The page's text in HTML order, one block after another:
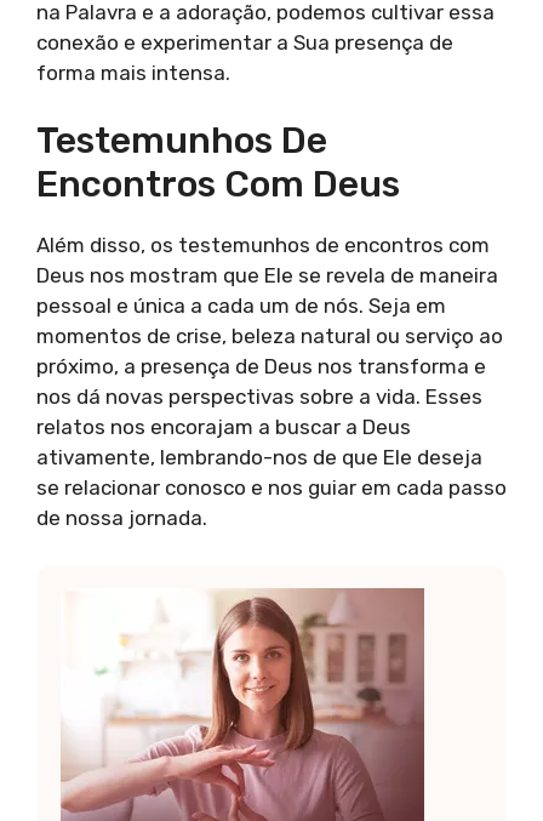
na Palavra e a adoração, podemos cultivar essa
conexão e experimentar a Sua presença de
forma mais intensa.
Testemunhos De
Encontros Com Deus
Além disso, os testemunhos de encontros com
Deus nos mostram que Ele se revela de maneira
pessoal e única a cada um de nós. Seja em
momentos de crise, beleza natural ou serviço ao
próximo, a presença de Deus nos transforma e
nos dá novas perspectivas sobre a vida. Esses
relatos nos encorajam a buscar a Deus
ativamente, lembrando-nos de que Ele deseja
se relacionar conosco e nos guiar em cada passo
de nossa jornada.